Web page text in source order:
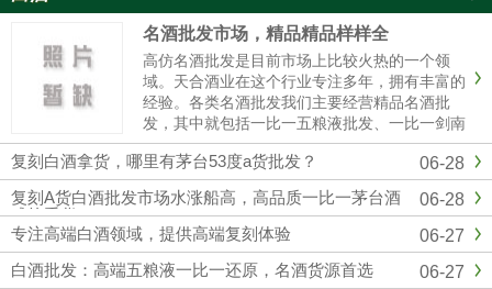
名酒批发市场，精品精品样样全
高仿名酒批发是目前市场上比较火热的一个领
域。天合酒业在这个行业专注多年，拥有丰富的
经验。各类名酒批发我们主要经营精品名酒批
发，其中就包括一比一五粮液批发、一比一剑南
春批发、一比一国窖1573批发等。这些都是市场
上非常受欢迎的产品。对于想要购买五粮液的人
来说，一比一五粮液批发是个......
06-28
复刻白酒拿货，哪里有茅台53度a货批发？
06-28
复刻A货白酒批发市场水涨船高，高品质一比一茅台酒
成抢手货
06-27
专注高端白酒领域，提供高端复刻体验
06-27
白酒批发：高端五粮液一比一还原，名酒货源首选